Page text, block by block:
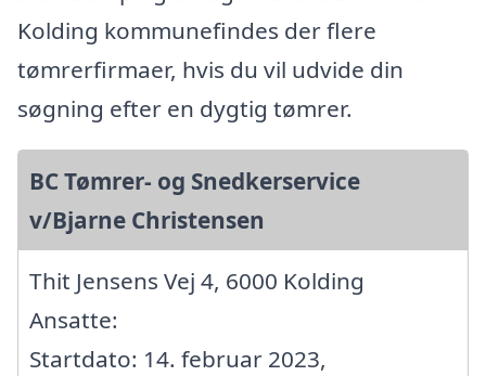
Kolding kommunefindes der flere
tømrerfirmaer, hvis du vil udvide din
søgning efter en dygtig tømrer.
BC Tømrer- og Snedkerservice
v/Bjarne Christensen
Thit Jensens Vej 4, 6000 Kolding
Ansatte:
Startdato: 14. februar 2023,